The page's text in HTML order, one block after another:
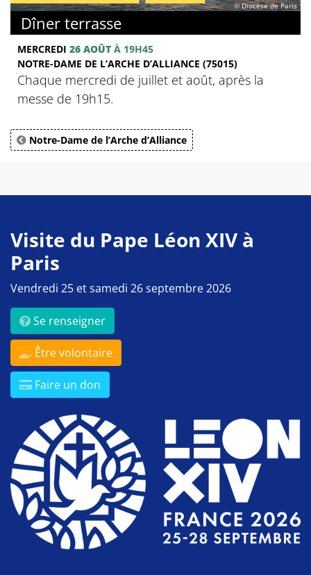
© Diocèse de Paris
Dîner terrasse
MERCREDI 26 AOÛT À 19H45
NOTRE-DAME DE L’ARCHE D’ALLIANCE (75015)
Chaque mercredi de juillet et août, après la
messe de 19h15.
Notre-Dame de l’Arche d’Alliance
Visite du Pape Léon XIV à
Paris
Vendredi 25 et samedi 26 septembre 2026
Se renseigner
Être volontaire
Faire un don